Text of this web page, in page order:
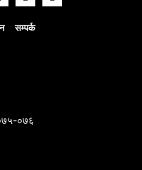
सम्पर्क
०७६